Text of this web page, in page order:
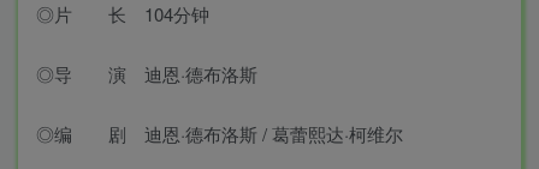
◎片 长 104分钟
◎导 演 迪恩·德布洛斯
◎编 剧 迪恩·德布洛斯 / 葛蕾熙达·柯维尔